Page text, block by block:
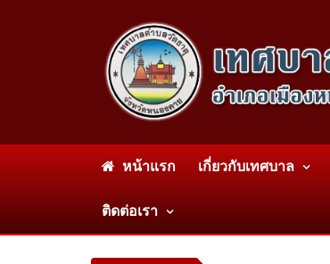
หน้าแรก เกี่ยวกับเทศบาล
ติดต่อเรา